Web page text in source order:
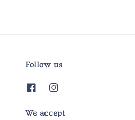
Follow us
We accept